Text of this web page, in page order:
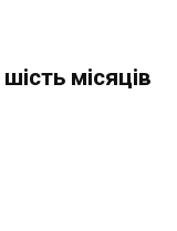
місяців